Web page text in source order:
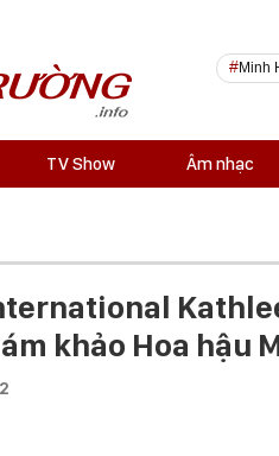
Minh
TV Show Âm nhạc
khảo Hoa hậu